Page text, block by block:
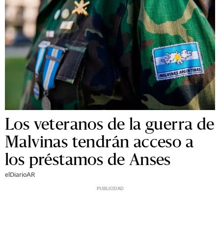
Los veteranos de la guerra de
Malvinas tendrán acceso a
los préstamos de Anses
elDiarioAR